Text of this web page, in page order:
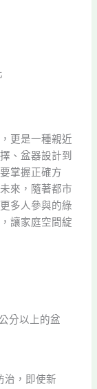
更是一種親近
、盆器設計到
掌握正確方
來，隨著都市
多人參與的綠
讓家庭空間綻
分以上的盆
治，即使新